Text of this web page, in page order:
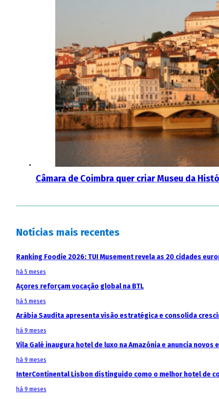
Câmara de Coimbra quer criar Museu da
Notícias mais recentes
Ranking Foodie 2026: TUI Musement revela as 20 cidades
há 5 meses
Açores reforçam vocação global na BTL
há 5 meses
Arábia Saudita apresenta visão estratégica e consolida
há 9 meses
Vila Galé inaugura hotel de luxo na Amazónia e anuncia
há 9 meses
InterContinental Lisbon distinguido como o melhor hotel de
há 9 meses